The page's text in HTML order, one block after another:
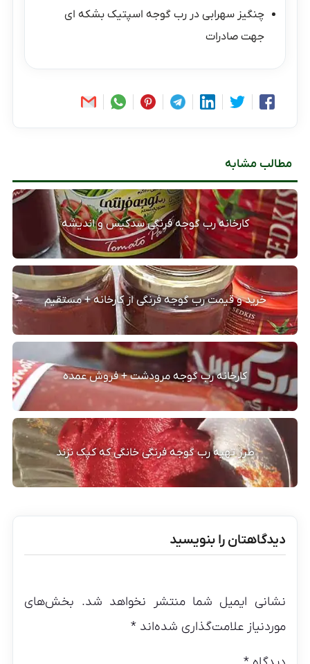
چنگیز سهرابی دررب گوجه اسپتیک بشکه ای
جهت صادرات
مطالب مشابه
کارخانه رب گوجه فرنگی سدکیس و اندیشه
خرید و قیمت رب گوجه فرنگی از کارخانه + مستقیم
کارخانه رب گوجه مرودشت + فروش عمده
طرز تهیه رب گوجه فرنگی خانگی که کپک نزند
دیدگاهتان را بنویسید
نشانی ایمیل شما منتشر نخواهد شد. بخش‌های
موردنیاز علامت‌گذاری شده‌اند*